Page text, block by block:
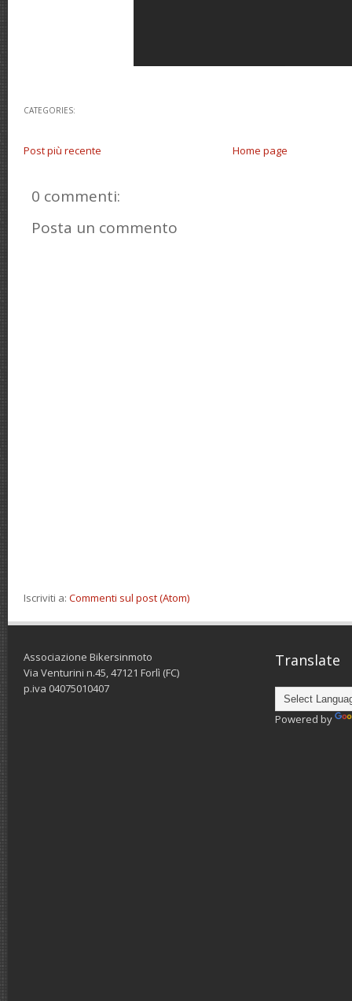
CATEGORIES:
Post più recente Home page
0 commenti:
Posta un commento
Iscriviti a: Commenti sul post (Atom)
Associazione Bikersinmoto
Via Venturini n.45, 47121 Forlì (FC)
p.iva 04075010407
Translate
Powered by